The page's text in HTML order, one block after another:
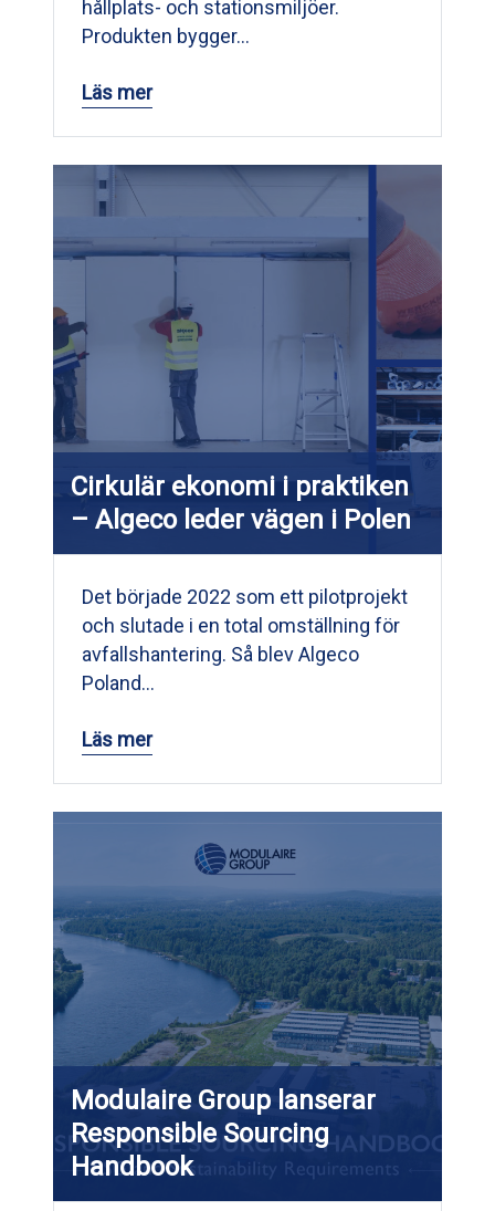
hållplats- och stationsmiljöer.
Produkten bygger…
Läs mer
Cirkulär ekonomi i praktiken
– Algeco leder vägen i Polen
Det började 2022 som ett pilotprojekt
och slutade i en total omställning för
avfallshantering. Så blev Algeco
Poland…
Läs mer
Modulaire Group lanserar
Responsible Sourcing
Handbook